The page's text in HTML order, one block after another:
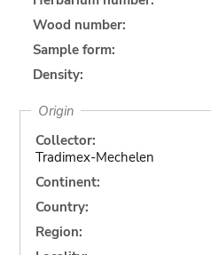
Wood number:
Sample form:
Density:
Origin
Collector:
Tradimex-Mechelen
Continent:
Country:
Region: